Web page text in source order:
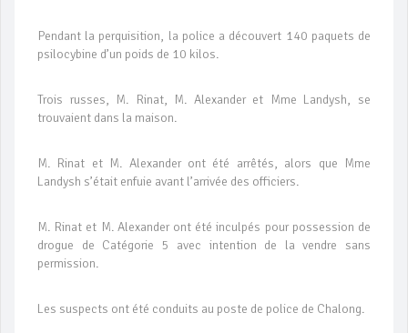
Pendant la perquisition, la police a découvert 140 paquets de
psilocybine d’un poids de 10 kilos.
Trois russes, M. Rinat, M. Alexander et Mme Landysh, se
trouvaient dans la maison.
M. Rinat et M. Alexander ont été arrêtés, alors que Mme
Landysh s’était enfuie avant l’arrivée des officiers.
M. Rinat et M. Alexander ont été inculpés pour possession de
drogue de Catégorie 5 avec intention de la vendre sans
permission.
Les suspects ont été conduits au poste de police de Chalong.